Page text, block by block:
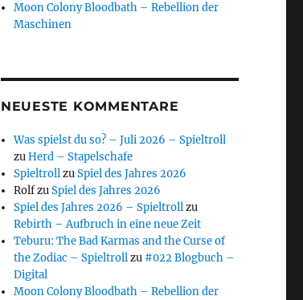
Moon Colony Bloodbath – Rebellion der
Maschinen
NEUESTE KOMMENTARE
Was spielst du so? – Juli 2026 – Spieltroll
zuHerd – Stapelschafe
SpieltrollzuSpiel des Jahres 2026
RolfzuSpiel des Jahres 2026
Spiel des Jahres 2026 – Spieltrollzu
Rebirth – Aufbruch in eine neue Zeit
Teburu: The Bad Karmas and the Curse of
the Zodiac – Spieltrollzu #022 Blogbuch –
Digital
Moon Colony Bloodbath – Rebellion der